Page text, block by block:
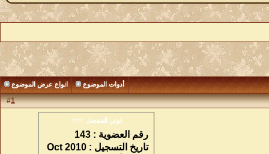
أدوات الموضوع انواع عرض الموضوع
#1
لوني المفضل ????
رقم العضوية : 143
تاريخ التسجيل : Oct 2010